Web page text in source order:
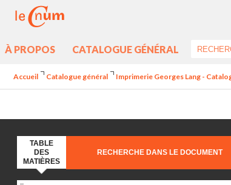
À PROPOS CATALOGUE GÉNÉRAL
Accueil Catalogue général Imprimerie Georges Lang -
TABLE
DES
MATIÈRES
RECHERCHE DANS LE DOCUMENT